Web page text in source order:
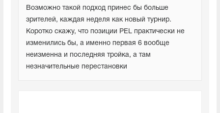
Возможно такой подход принес бы больше
зрителей, каждая неделя как новый турнир.
Коротко скажу, что позиции PEL практически не
изменились бы, а именно первая 6 вообще
неизменна и последняя тройка, а там
незначительные перестановки